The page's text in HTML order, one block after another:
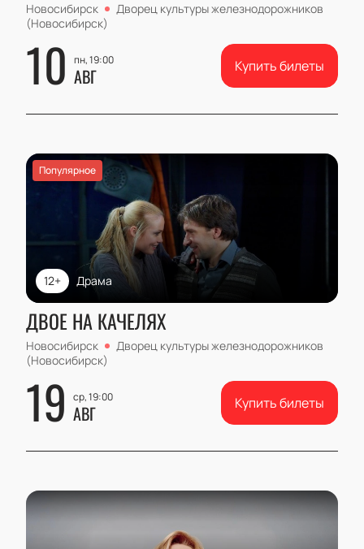
Новосибирск
Дворец культуры железнодорожников
(Новосибирск)
10 пн, 19:00
АВГ Купить билеты
Популярное
Драма
12+
ДВОЕ НА КАЧЕЛЯХ
Новосибирск
Дворец культуры железнодорожников
(Новосибирск)
19 ср, 19:00
АВГ Купить билеты